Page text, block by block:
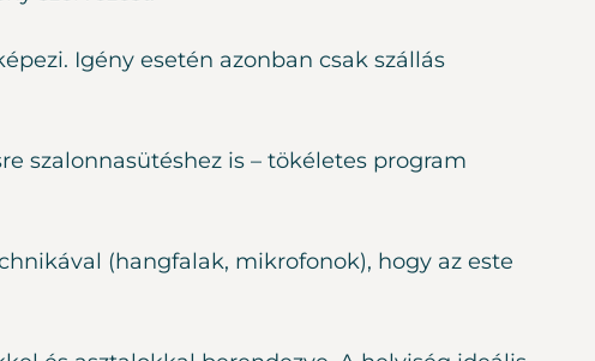
Igény esetén azonban csak szállás
szalonnasütéshez is – tökéletes program
(hangfalak, mikrofonok), hogy az este